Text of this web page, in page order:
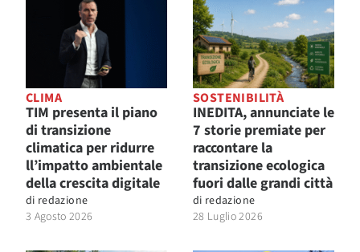
CLIMA
TIM presenta il piano
di transizione
climatica per ridurre
ll’impatto ambientale
della crescita digitale
di redazione
3 Agosto 2026
SOSTENIBILITÀ
INEDITA, annunciate le
7 storie premiate per
raccontare la
transizione ecologica
fuori dalle grandi città
di redazione
28 Luglio 2026